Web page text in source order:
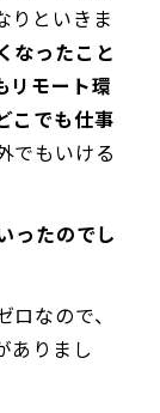
りといきま
なったこと
リモート環
こでも仕事
でもいける
ったのでし
なので、
ありまし